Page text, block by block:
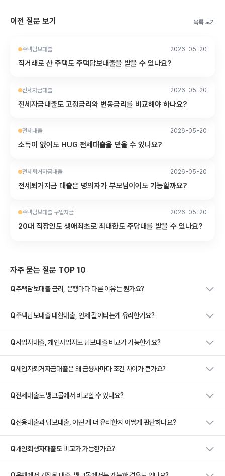
이전 질문 보기 목록 보기
주택담보대출 2026-05-20
직거래로 산 주택도 주택담보대출을 받을 수 있나요?
전세자금대출 2026-05-20
전세자금대출도 고정금리와 변동금리를 비교해야 하나요?
전세대출 2026-05-20
소득이 없어도 HUG 전세대출을 받을 수 있나요?
전세퇴거자금대출 2026-05-20
전세퇴거자금 대출은 명의자가 부모님이어도 가능할까요?
주택담보대출 구입자금 2026-05-20
20대 직장인도 생애최초로 최대한도 주담대를 받을 수 있나요?
자주 묻는 질문 TOP 10
Q주택담보대출 금리, 은행마다 다른 이유는 뭔가요?
Q주택담보대출 대환대출, 언제 갈아타는게 유리한가요?
Q사업자대출, 개인사업자도 담보대출 비교가 가능한가요?
Q세입자퇴거자금대출은 왜 금융사마다 조건 차이가 큰가요?
Q전세대출도 뱅크몰에서 비교할 수 있나요?
Q신용대출과 담보대출, 어떤 게 더 유리한지 어떻게 판단하나요?
Q개인회생자대출도 비교가 가능한가요?